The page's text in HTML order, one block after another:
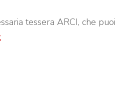
tessera ARCI, che